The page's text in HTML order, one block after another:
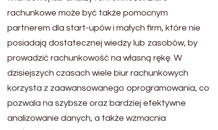
rachunkowe może być także pomocnym
partnerem dla start-upów i małych firm, które nie
posiadają dostatecznej wiedzy lub zasobów, by
prowadzić rachunkowość na własną rękę. W
dzisiejszych czasach wiele biur rachunkowych
korzysta z zaawansowanego oprogramowania, co
pozwala na szybsze oraz bardziej efektywne
analizowanie danych, a także wzmacnia